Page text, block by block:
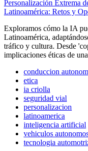
Personalización Extrema
Latinoamérica: Retos y
Exploramos cómo la IA
Latinoamérica,
tráfico y cultura. Desde
implicaciones éticas de
conduccion
etica
ia criolla
seguridad vial
personalizacion
latinoamerica
inteligencia artificial
vehiculos
tecnologia